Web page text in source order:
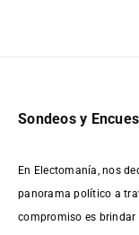
Sondeos y
En Electomanía, nos
panorama político a
compromiso es